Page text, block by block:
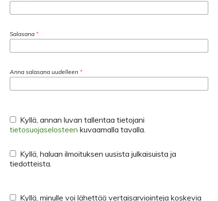
Salasana *
Anna salasana uudelleen *
Kyllä, annan luvan tallentaa tietojani
tietosuojaselosteen kuvaamalla tavalla.
tiedotteista.